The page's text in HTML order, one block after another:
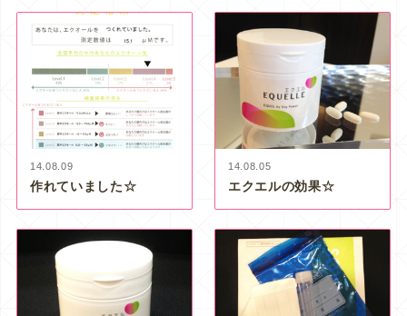
14.08.09
作れていました☆
14.08.05
エクエルの効果☆